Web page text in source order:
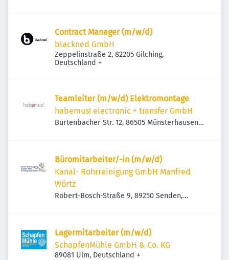
Contract Manager (m/w/d)
blackned GmbH
Zeppelinstraße 2, 82205 Gilching,
Deutschland +
Teamleiter (m/w/d) Elektromontage
habemus! electronic + transfer GmbH
Burtenbacher Str. 12, 86505 Münsterhausen,
Büromitarbeiter/-in (m/w/d)
Kanal- Rohrreinigung GmbH Manfred
Wörtz
Robert-Bosch-Straße 9, 89250 Senden,
Lagermitarbeiter (m/w/d)
SchapfenMühle GmbH & Co. KG
89081 Ulm, Deutschland +